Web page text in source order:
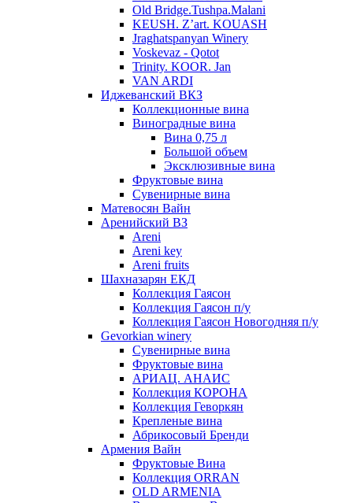
Old Bridge.Tushpa.Malani
KEUSH. Z’art. KOUASH
Jraghatspanyan Winery
Voskevaz - Qotot
Trinity. KOOR. Jan
VAN ARDI
Иджеванский ВКЗ
Коллекционные вина
Виноградные вина
Вина 0,75 л
Большой объем
Эксклюзивные вина
Фруктовые вина
Cувенирные вина
Матевосян Вайн
Аренийский ВЗ
Areni
Areni key
Areni fruits
Шахназарян ЕКД
Коллекция Гаясон
Коллекция Гаясон п/у
Коллекция Гаясон Новогодняя п/у
Gevorkian winery
Сувенирные вина
Фруктовые вина
АРИАЦ. АНАИС
Коллекция КОРОНА
Коллекция Геворкян
Крепленые вина
Абрикосовый Бренди
Армения Вайн
Фруктовые Вина
Коллекция ORRAN
OLD ARMENIA